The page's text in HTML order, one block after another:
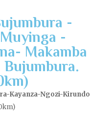
-
-
Makamba
Kayanza-Ngozi-Kirundo